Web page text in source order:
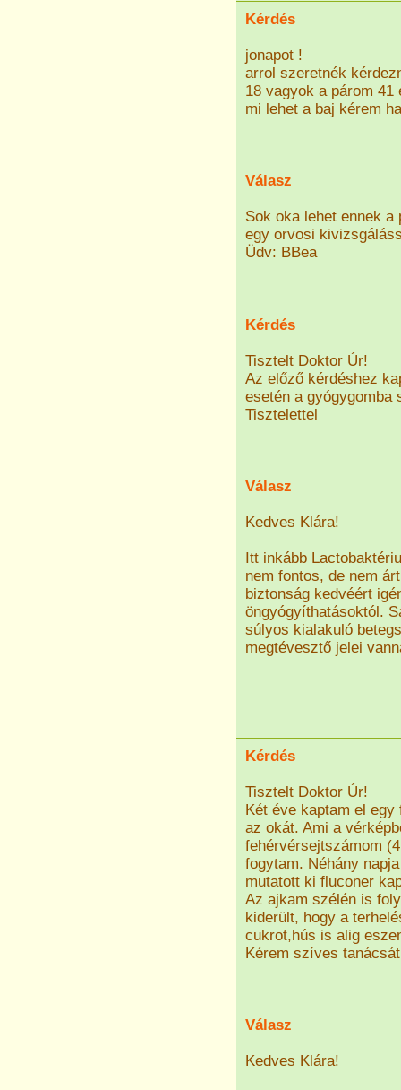
Kérdés
jonapot !
arrol szeretnék
18 vagyok a párom
mi lehet a baj kérem
Válasz
Sok oka lehet ennek
egy orvosi
Üdv: BBea
Kérdés
Tisztelt Doktor Úr!
Az előző kérdéshez
esetén a gyógygomba
Tisztelettel
Válasz
Kedves Klára!
Itt inkább
nem fontos, de nem
biztonság kedvéért
öngyógyíthatásoktól.
súlyos kialakuló
megtévesztő jelei
Kérdés
Tisztelt Doktor Úr!
Két éve kaptam el
az okát. Ami a
fehérvérsejtszámom
fogytam. Néhány
mutatott ki fluconer
Az ajkam szélén is
kiderült, hogy a
cukrot,hús is alig
Kérem szíves
Válasz
Kedves Klára!